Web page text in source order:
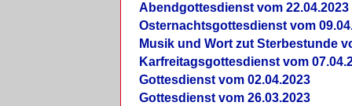
Abendgottesdienst vom 22.04.2023
Osternachtsgottesdienst vom
Musik und Wort zut Sterbestunde
Karfreitagsgottesdienst vom
Gottesdienst vom 02.04.2023
Gottesdienst vom 26.03.2023